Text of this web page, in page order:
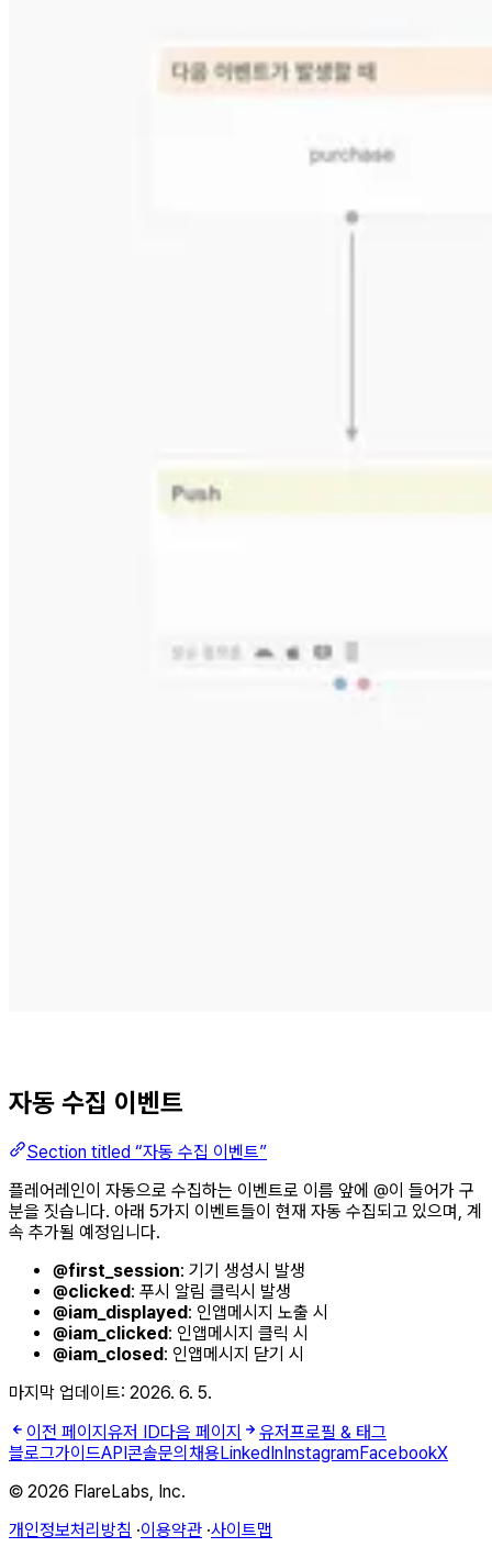
자동 수집 이벤트
Section titled “자동 수집 이벤트”
플레어레인이 자동으로 수집하는 이벤트로 이름 앞에 @이 들어가 구
분을 짓습니다. 아래 5가지 이벤트들이 현재 자동 수집되고 있으며, 계
속 추가될 예정입니다.
@first_session: 기기 생성시 발생
@clicked : 푸시 알림 클릭시 발생
@iam_displayed : 인앱메시지 노출 시
@iam_clicked : 인앱메시지 클릭 시
@iam_closed : 인앱메시지 닫기 시
마지막 업데이트: 2026. 6. 5.
이전 페이지 유저 ID다음 페이지
유저프로필 & 태그
블로그가이드API 콘솔문의 채용LinkedIn Instagram FacebookX
© 2026 FlareLabs, Inc.
개인정보처리방침 ·이용약관 ·사이트맵